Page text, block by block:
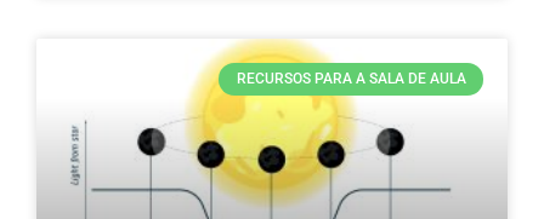
RECURSOS PARA A SALA DE AULA